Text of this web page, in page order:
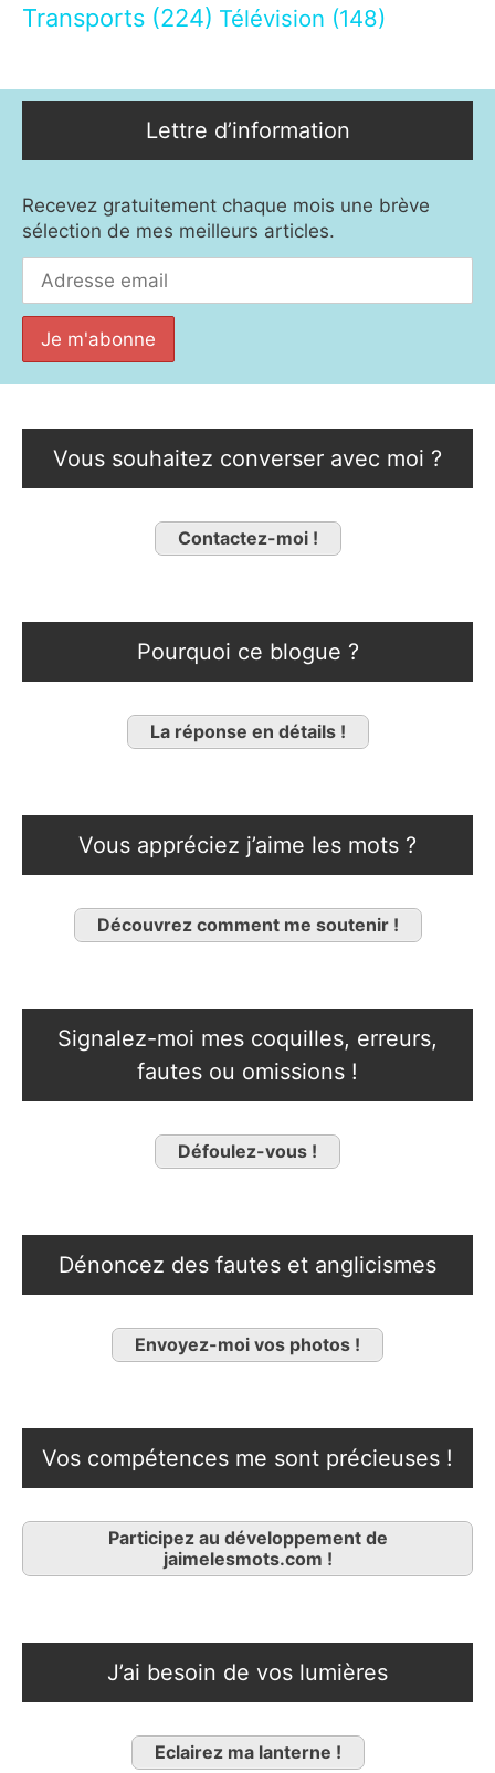
Transports (224) Télévision (148)
Lettre d’information
Recevez gratuitement chaque mois une brève
sélection de mes meilleurs articles.
Vous souhaitez converser avec moi ?
Contactez-moi !
Pourquoi ce blogue ?
La réponse en détails !
Vous appréciez j’aime les mots ?
Découvrez comment me soutenir !
Signalez-moi mes coquilles, erreurs,
fautes ou omissions !
Défoulez-vous !
Dénoncez des fautes et anglicismes
Envoyez-moi vos photos !
Vos compétences me sont précieuses !
Participez au développement de
jaimelesmots.com !
J’ai besoin de vos lumières
Eclairez ma lanterne !